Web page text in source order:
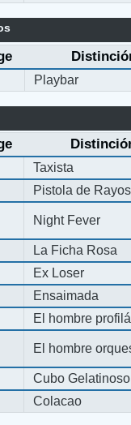
Playbar
Taxista
Pistola de Rayos
Night Fever
La Ficha Rosa
Ex Loser
Ensaimada
El hombre
El hombre
Cubo Gelatinoso
Colacao